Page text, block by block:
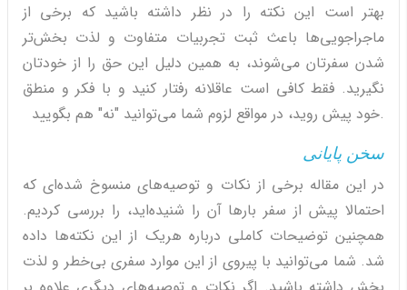
بهتر است این نکته را در نظر داشته باشید که برخی از
ماجراجویی‌ها باعث ثبت تجربیات متفاوت و لذت بخش‌تر
شدن سفرتان می‌شوند، به همین دلیل این حق را از خودتان
نگیرید. فقط کافی است عاقلانه رفتار کنید و با فکر و منطق
خود پیش روید، در مواقع لزوم شما می‌توانید "نه" هم بگویید.
سخن پایانی
در این مقاله برخی از نکات و توصیه‌های منسوخ شده‌ای که
احتمالا پیش از سفر بارها آن را شنیده‌اید، را بررسی کردیم.
همچنین توضیحات کاملی درباره هریک از این نکته‌ها داده
شد. شما می‌توانید با پیروی از این موارد سفری بی‌خطر و لذت